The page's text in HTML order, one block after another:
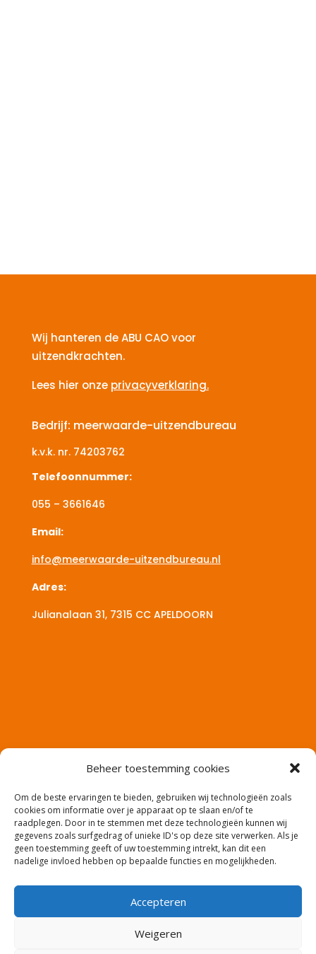
Beheer toestemming cookies
Om de beste ervaringen te bieden, gebruiken wij technologieën zoals
cookies om informatie over je apparaat op te slaan en/of te
raadplegen. Door in te stemmen met deze technologieën kunnen wij
gegevens zoals surfgedrag of unieke ID's op deze site verwerken. Als je
geen toestemming geeft of uw toestemming intrekt, kan dit een
nadelige invloed hebben op bepaalde functies en mogelijkheden.
Accepteren
Weigeren
Wij hanteren de ABU CAO voor
uitzendkrachten.
Lees hier onze privacyverklaring.
Bedrijf: meerwaarde-uitzendbureau
k.v.k. nr.74203762
Telefoonnummer:
055 – 3661646
Email:
info@meerwaarde-uitzendbureau.nl
Adres:
Julianalaan 31, 7315 CCAPELDOORN
Website en productie: Co2media.nl – Copyright:
meerwaarde-uitzendbureau